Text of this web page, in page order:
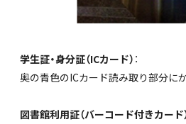
学生証・身分証（ICカード） ：
奥の青色のICカード読み取り部分に
図書館利用証（バーコード付きカード